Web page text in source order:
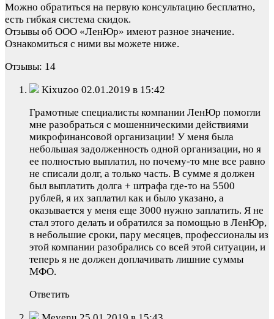
Можно обратиться на первую консультацию бесплатно,
есть гибкая система скидок.
Отзывы об ООО «ЛенЮр» имеют разное значение.
Ознакомиться с ними вы можете ниже.
Отзывы: 14
Kixuzoo 02.01.2019 в 15:42
Грамотные специалисты компании ЛенЮр помогли
мне разобраться с мошенническими действиями
микрофинансовой организации! У меня была
небольшая задолженность одной организации, но я
ее полностью выплатил, но почему-то мне все равно
не списали долг, а только часть. В сумме я должен
был выплатить долга + штрафа где-то на 5500
рублей, я их заплатил как и было указано, а
оказывается у меня еще 3000 нужно заплатить. Я не
стал этого делать и обратился за помощью в ЛенЮр,
в небольшие сроки, пару месяцев, профессионалы из
этой компании разобрались со всей этой ситуации, и
теперь я не должен доплачивать лишние суммы
МФО.
Ответить